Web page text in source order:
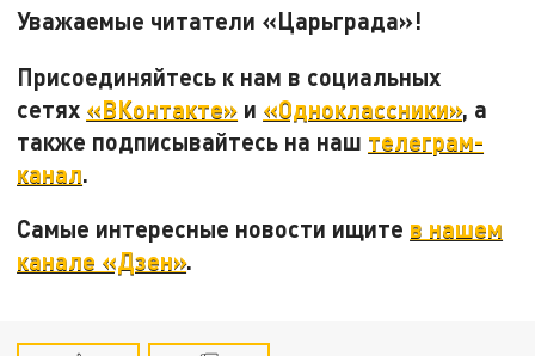
Уважаемые читатели «Царьграда»!
Присоединяйтесь к нам в социальных
сетях «ВКонтакте» и «Одноклассники», а
также подписывайтесь на наш телеграм-
канал.
Самые интересные новости ищите в нашем
канале «Дзен».